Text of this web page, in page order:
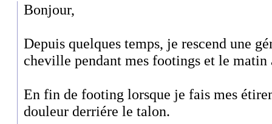
Bonjour,
Depuis quelques temps, je rescend une
cheville pendant mes footings et le matin
En fin de footing lorsque je fais mes
douleur derriére le talon.